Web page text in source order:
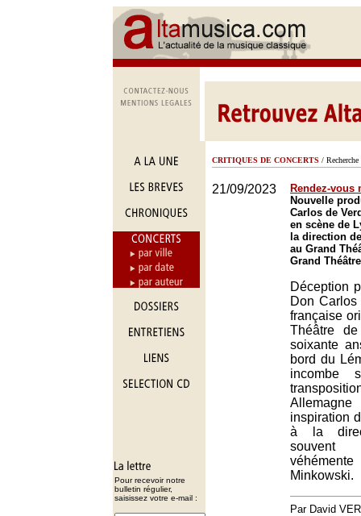
Pour recevoir notre
bulletin régulier,
saisissez votre e-mail :
CRITIQUES DE CONCERTS / Recherche
21/09/2023
Rendez-vous
Nouvelle
Carlos de
en scène de
la direction
au Grand
Grand
Déception
Don
française
Théâtre
soixante
bord du
incombe
inspiration
à la
Minkowski.
Par David